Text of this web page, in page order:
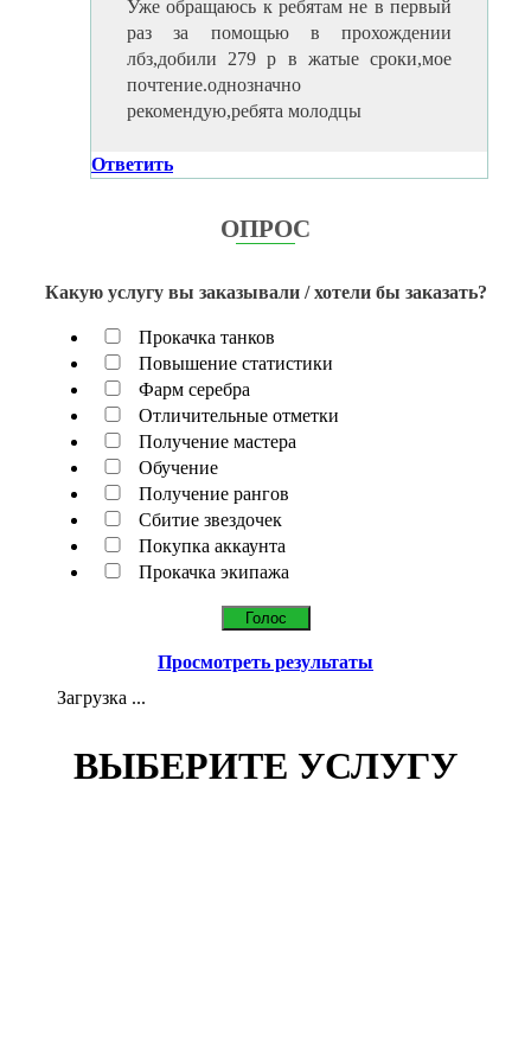
Уже обращаюсь к ребятам не в первый
раз за помощью в прохождении
лбз,добили 279 р в жатые сроки,мое
почтение.однозначно
рекомендую,ребята молодцы
Ответить
ОПРОС
Какую услугу вы заказывали / хотели бы заказать?
Прокачка танков
Повышение статистики
Фарм серебра
Отличительные отметки
Получение мастера
Обучение
Получение рангов
Сбитие звездочек
Покупка аккаунта
Прокачка экипажа
Просмотреть результаты
Загрузка ...
ВЫБЕРИТЕ УСЛУГУ